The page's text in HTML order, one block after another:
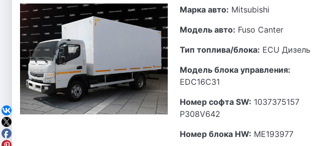
Марка авто: Mitsubishi
Модель авто: Fuso Canter
Тип топлива/блока: ECU Дизель
Модель блока управления:
EDC16C31
Номер софта SW: 1037375157
P308V642
Номер блока HW: ME193977